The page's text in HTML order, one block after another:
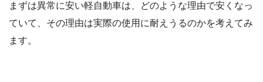
まずは異常に安い軽自動車は、どのような理由で安くなっ
ていて、その理由は実際の使用に耐えうるのかを考えてみ
ます。